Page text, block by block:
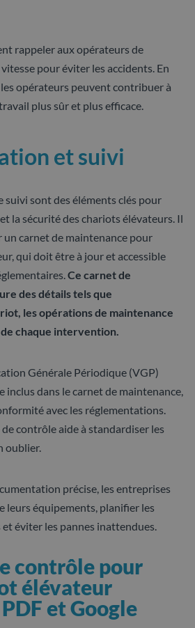
rappeler aux opérateurs de
pour éviter les accidents. En
opérateurs peuvent contribuer à
plus sûr et plus efficace.
et suivi
suivi sont des éléments clés pour
la sécurité des chariots élévateurs. Il
carnet de maintenance pour
qui doit être à jour et accessible
Ce carnet de
des détails tels que
les opérations de maintenance
chaque intervention.
Générale Périodique (VGP)
inclus dans le carnet de maintenance,
avec les réglementations.
de contrôle aide à standardiser les
oublier.
précise, les entreprises
leurs équipements, planifier les
éviter les pannes inattendues.
contrôle pour
élévateur
et Google